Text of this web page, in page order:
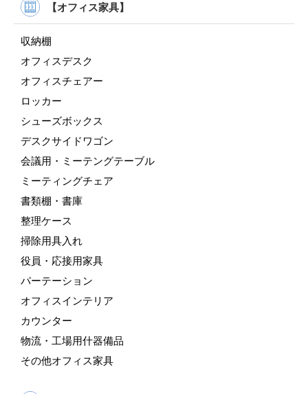
【オフィス家具】
収納棚
オフィスデスク
オフィスチェアー
ロッカー
シューズボックス
デスクサイドワゴン
会議用・ミーテングテーブル
ミーティングチェア
書類棚・書庫
整理ケース
掃除用具入れ
役員・応接用家具
パーテーション
オフィスインテリア
カウンター
物流・工場用什器備品
その他オフィス家具